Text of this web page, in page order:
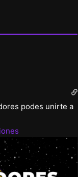
podes unirte a